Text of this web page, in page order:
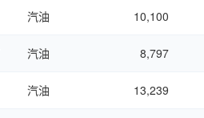
汽油 10,100
汽油 8,797
汽油 13,239